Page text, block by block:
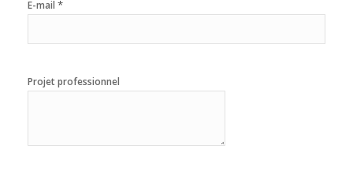
E-mail *
Projet professionnel